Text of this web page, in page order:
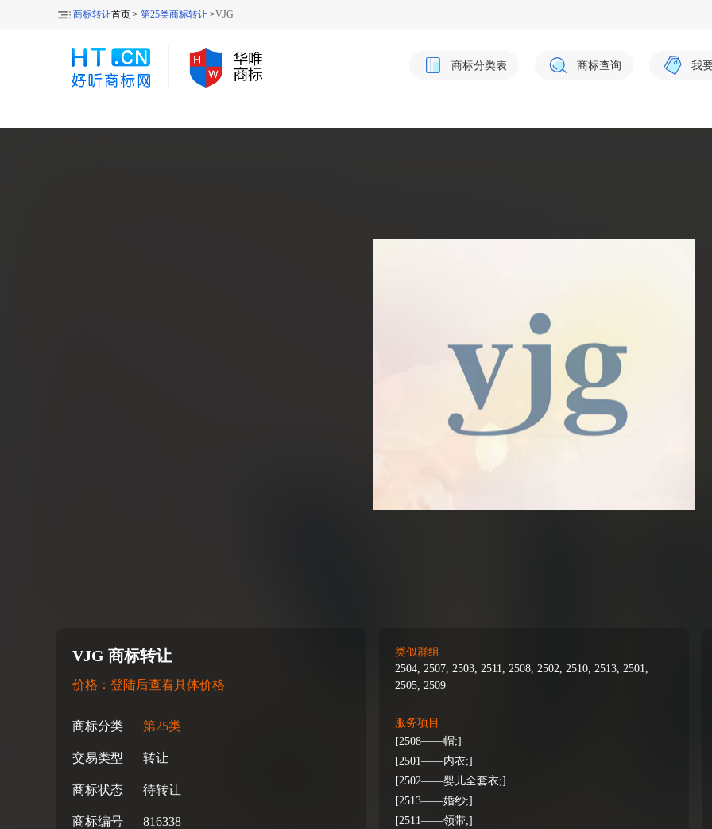
商标转让首页 > 第25类商标转让 >VJG
商标分类表 商标查询 我
VJG 商标转让
价格：登陆后查看具体价格
商标分类 第25类
交易类型 转让
商标状态 待转让
商标编号 816338
类似群组
2504, 2507, 2503, 2511, 2508, 2502, 2510, 2513, 2501,
2505, 2509
服务项目
[2508——帽;]
[2501——内衣;]
[2502——婴儿全套衣;]
[2513——婚纱;]
[2511——领带;]